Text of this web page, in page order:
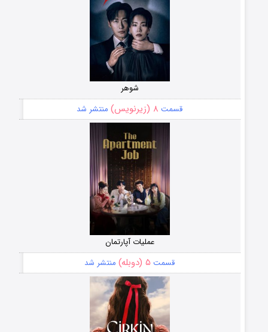
شوهر
قسمت ۸ (زیرنویس) منتشر شد
عملیات آپارتمان
قسمت ۵ (دوبله) منتشر شد